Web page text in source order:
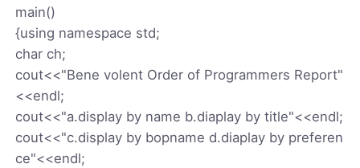
main()
{using namespace std;
char ch;
cout<<"Bene volent Order of Programmers Report"
<<endl;
cout<<"a.display by name b.diaplay by title"<<endl;
cout<<"c.display by bopname d.diaplay by preferen
ce"<<endl;